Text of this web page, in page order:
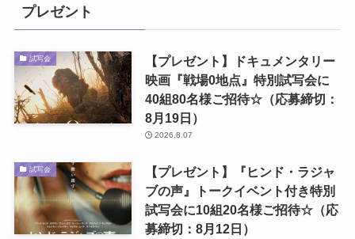
プレゼント
試写会
【プレゼント】ドキュメンタリー
映画『戦場0地点』特別試写会に
40組80名様ご招待☆（応募締切：
8月19日）
2026.8.07
試写会
【プレゼント】『ヒンド・ラジャ
ブの声』トークイベント付き特別
試写会に10組20名様ご招待☆（応
募締切：8月12日）